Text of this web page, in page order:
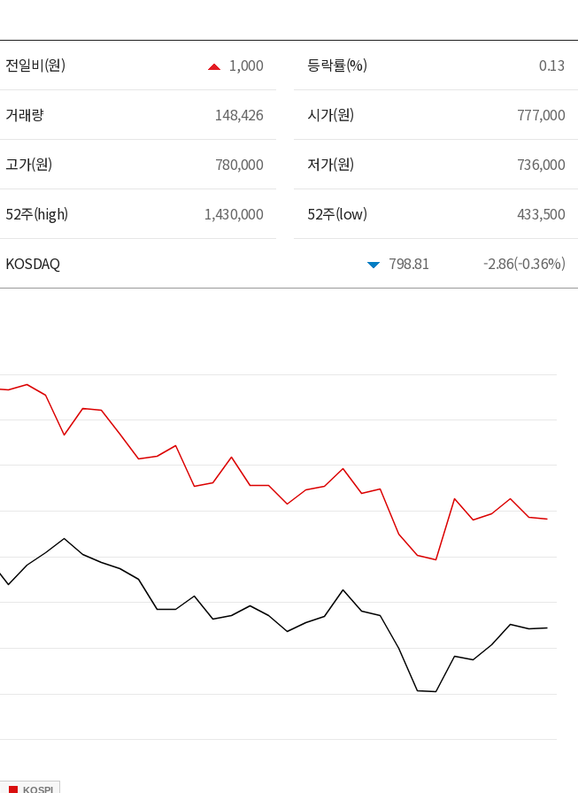
전일비(원) 1,000 등락률(%) 0.13
거래량 148,426 시가(원) 777,000
고가(원) 780,000 저가(원) 736,000
52주(high) 1,430,000 52주(low) 433,500
KOSDAQ 798.81 -2.86(-0.36%)
KOSPI